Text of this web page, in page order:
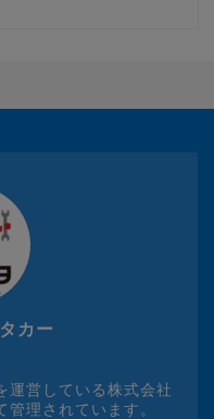
カー
運営している株式会社
理されています。